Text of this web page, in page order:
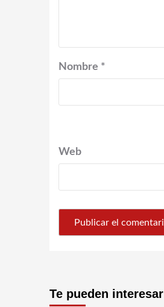
Nombre *
Web
Te pueden interesar